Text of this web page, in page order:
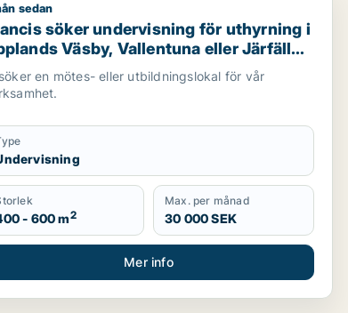
eller showroom för uthyrning i Upplands
söker undervisning för uthyrning i Upplands
sedan
söker undervisning för uthyrning i
Väsby, Vallentuna eller Järfälla
en mötes- eller utbildningslokal för vår
- 600 m2
Max. per månad
30 000 SEK
Mer info